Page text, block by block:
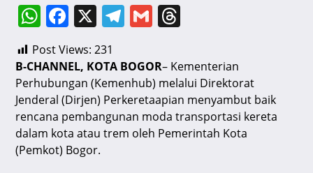
W
h
at
s
A
p
p
F
c
e
b
o
o
X T
e
gr
a
m
G
ai
l
e
a
d
s
Post Views: 231
B-CHANNEL, KOTA BOGOR– Kementerian
Perhubungan (Kemenhub) melalui Direktorat
Jenderal (Dirjen) Perkeretaapian menyambut baik
rencana pembangunan moda transportasi kereta
dalam kota atau trem oleh Pemerintah Kota
(Pemkot) Bogor.